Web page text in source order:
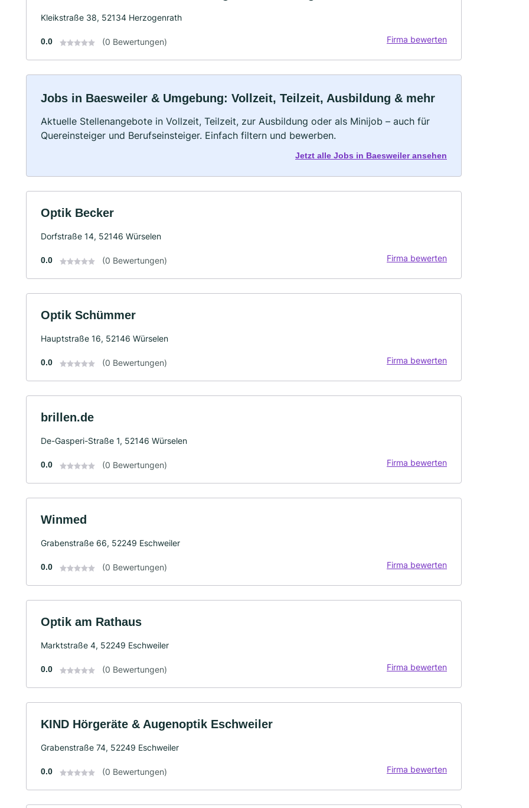
Kleikstraße 38, 52134 Herzogenrath
0.0 (0 Bewertungen) Firma bewerten
Jobs in Baesweiler & Umgebung: Vollzeit, Teilzeit, Ausbildung & mehr
Aktuelle Stellenangebote in Vollzeit, Teilzeit, zur Ausbildung oder als Minijob – auch für
Quereinsteiger und Berufseinsteiger. Einfach filtern und bewerben.
Jetzt alle Jobs in Baesweiler ansehen
Optik Becker
Dorfstraße 14, 52146 Würselen
0.0 (0 Bewertungen) Firma bewerten
Optik Schümmer
Hauptstraße 16, 52146 Würselen
0.0 (0 Bewertungen) Firma bewerten
brillen.de
De-Gasperi-Straße 1, 52146 Würselen
0.0 (0 Bewertungen) Firma bewerten
Winmed
Grabenstraße 66, 52249 Eschweiler
0.0 (0 Bewertungen) Firma bewerten
Optik am Rathaus
Marktstraße 4, 52249 Eschweiler
0.0 (0 Bewertungen) Firma bewerten
KIND Hörgeräte & Augenoptik Eschweiler
Grabenstraße 74, 52249 Eschweiler
0.0 (0 Bewertungen) Firma bewerten